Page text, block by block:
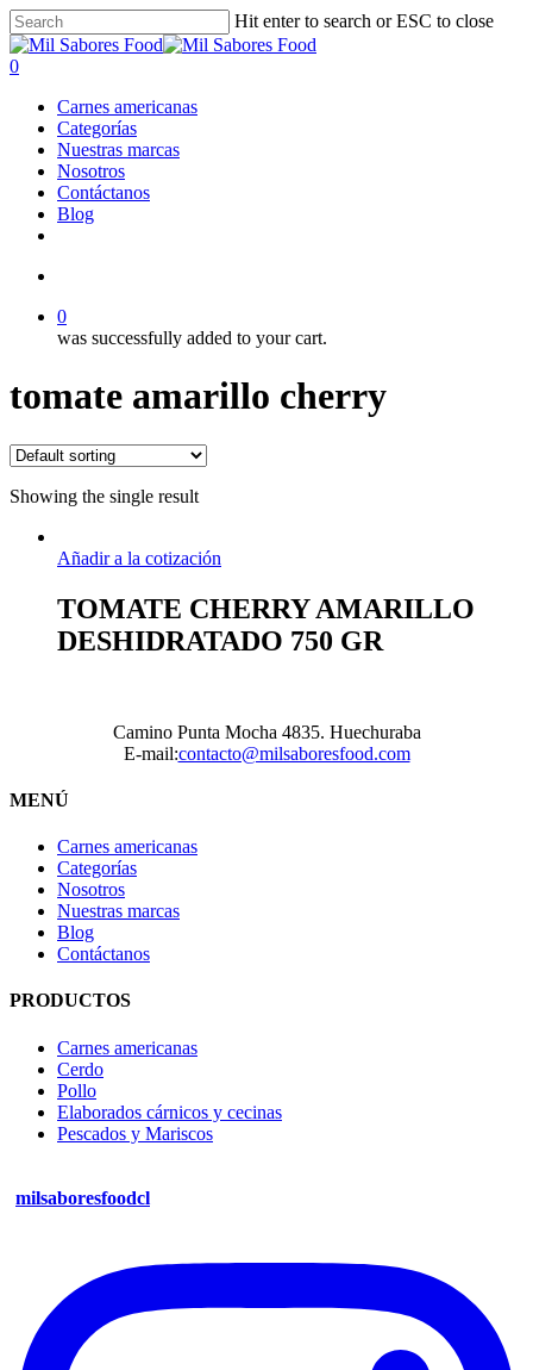
Skip
to
main
Hit enter to search or ESC to close
Close
Search
search
0
Carnes americanas
Categorías
Nuestras marcas
Nosotros
Contáctanos
Blog
0
was successfully added to your cart.
tomate amarillo cherry
Showing the single result
Añadir a la cotización
TOMATE CHERRY AMARILLO
DESHIDRATADO 750 GR
Camino Punta Mocha 4835. Huechuraba
E-mail:contacto@milsaboresfood.com
MENÚ
Carnes americanas
Categorías
Nosotros
Nuestras marcas
Blog
Contáctanos
PRODUCTOS
Carnes americanas
Cerdo
Pollo
Elaborados cárnicos y cecinas
Pescados y Mariscos
milsaboresfoodcl